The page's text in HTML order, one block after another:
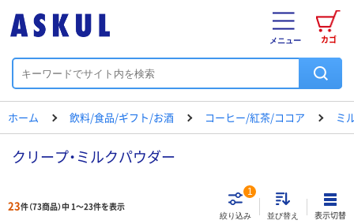
カゴ
メニュー
ホーム 飲料/食品/ギフト/お酒 コーヒー/紅茶/ココア ミ
クリープ・ミルクパウダー
23件（73商品）中 1～23件を表示
絞り込み
1
並び替え 表示切替